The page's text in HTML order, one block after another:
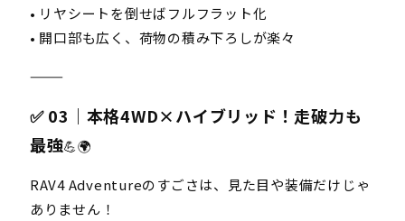
• リヤシートを倒せばフルフラット化
• 開口部も広く、荷物の積み下ろしが楽々
⸻
✅ 03｜本格4WD×ハイブリッド！走破力も
最強💪🌍
RAV4 Adventureのすごさは、見た目や装備だけじゃ
ありません！